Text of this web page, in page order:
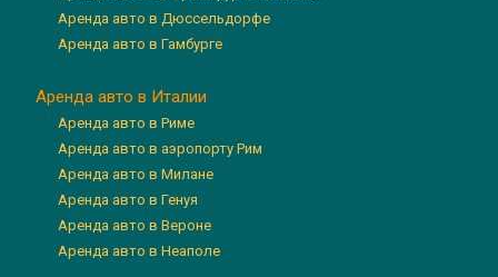
Аренда авто в Дюссельдорфе
Аренда авто в Гамбурге
Аренда авто в Италии
Аренда авто в Риме
Аренда авто в аэропорту Рим
Аренда авто в Милане
Аренда авто в Генуя
Аренда авто в Вероне
Аренда авто в Неаполе